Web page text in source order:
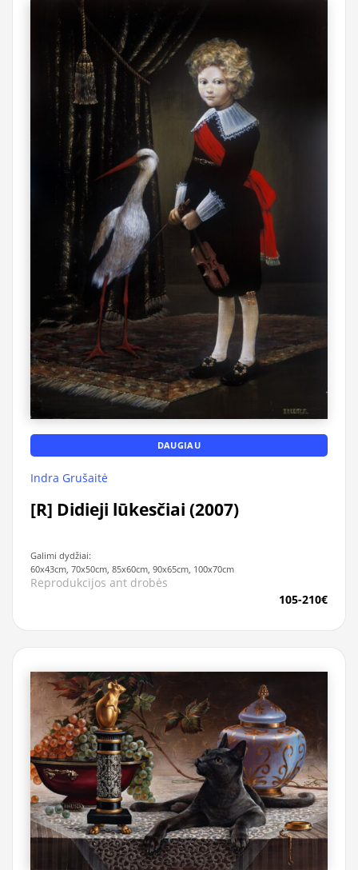
DAUGIAU
Indra Grušaitė
[R] Didieji lūkesčiai (2007)
Galimi dydžiai:
60x43cm, 70x50cm, 85x60cm, 90x65cm, 100x70cm
Reprodukcijos ant drobės
105-210€